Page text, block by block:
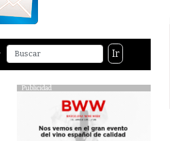
Ir
Publicidad